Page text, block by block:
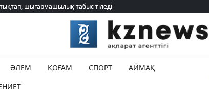
шығармашылық табыс тіледі
шығармашылық табыс тіледі
ӘЛЕМ ҚОҒАМ СПОРТ
АЙМАҚ